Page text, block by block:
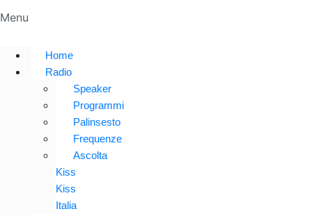
Menu
Home
Radio
Speaker
Programmi
Palinsesto
Frequenze
Ascolta
Kiss
Kiss
Italia